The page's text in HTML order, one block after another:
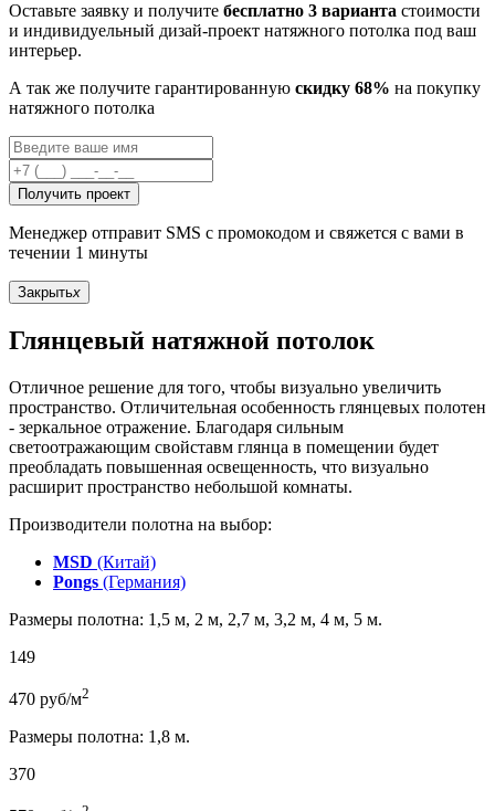
Оставьте заявку и получите бесплатно 3 варианта стоимости
и индивидуельный дизай-проект натяжного потолка под ваш
интерьер.
А так же получите гарантированную скидку 68% на покупку
натяжного потолка
Получить проект
Менеджер отправит SMS с промокодом и свяжется с вами в
течении 1 минуты
Закрытьx
Глянцевый натяжной потолок
Отличное решение для того, чтобы визуально увеличить
пространство. Отличительная особенность глянцевых полотен
- зеркальное отражение. Благодаря сильным
светоотражающим свойставм глянца в помещении будет
преобладать повышенная освещенность, что визуально
расширит пространство небольшой комнаты.
Производители полотна на выбор:
MSD (Китай)
Pongs (Германия)
Размеры полотна: 1,5 м, 2 м, 2,7 м, 3,2 м, 4 м, 5 м.
149
470 руб/м2
Размеры полотна: 1,8 м.
370